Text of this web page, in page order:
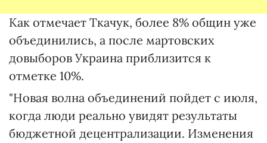
Как отмечает Ткачук, более 8% общин уже
объединились, а после мартовских
довыборов Украина приблизится к
отметке 10%.
"Новая волна объединений пойдет с июля,
когда люди реально увидят результаты
бюджетной децентрализации. Изменения